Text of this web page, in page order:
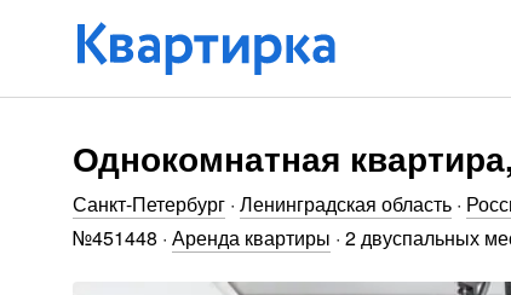
Однокомнатная
Санкт-Петербург · Ленинградская область ·
№451448 · Аренда квартиры · 2 двуспальных